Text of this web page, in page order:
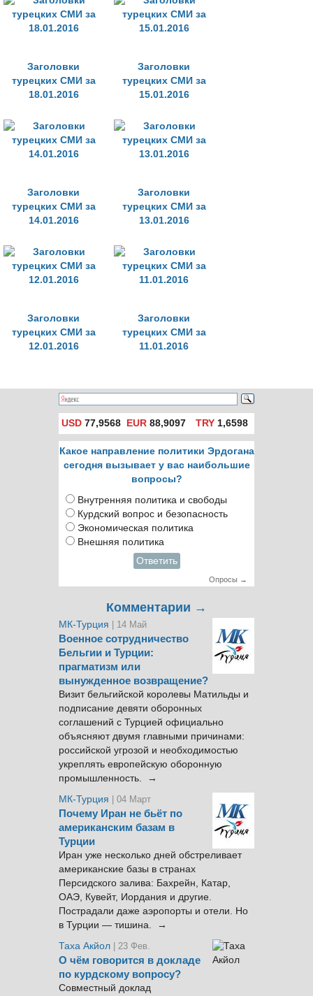
Заголовки
турецких СМИ за
18.01.2016
Заголовки
турецких СМИ за
15.01.2016
Заголовки
турецких СМИ за
14.01.2016
Заголовки
турецких СМИ за
13.01.2016
Заголовки
турецких СМИ за
12.01.2016
Заголовки
турецких СМИ за
11.01.2016
USD 77,9568 EUR 88,9097 TRY1,6598
Какое направление политики Эрдогана
сегодня вызывает у вас наибольшие
вопросы?
Внутренняя политика и свободы
Курдский вопрос и безопасность
Экономическая политика
Внешняя политика
Ответить
Опросы →
Комментарии →
МК-Турция | 14 Май
Военное сотрудничество
Бельгии и Турции:
прагматизм или
вынужденное возвращение?
Визит бельгийской королевы Матильды и
подписание девяти оборонных
соглашений с Турцией официально
объясняют двумя главными причинами:
российской угрозой и необходимостью
укреплять европейскую оборонную
промышленность. →
МК-Турция
| 04 Март
Почему Иран не бьёт по
американским базам в
Турции
Иран уже несколько дней обстреливает
американские базы в странах
Персидского залива: Бахрейн, Катар,
ОАЭ, Кувейт, Иордания и другие.
Пострадали даже аэропорты и отели. Но
в Турции — тишина. →
Таха Акйол | 23 Фев.
О чём говорится в докладе
по курдскому вопросу?
Совместный доклад